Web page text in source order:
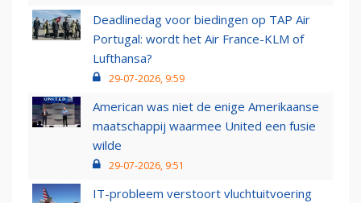
Deadlinedag voor biedingen op TAP Air
Portugal: wordt het Air France-KLM of
Lufthansa?
29-07-2026, 9:59
American was niet de enige Amerikaanse
maatschappij waarmee United een fusie
wilde
29-07-2026, 9:51
IT-probleem verstoort vluchtuitvoering